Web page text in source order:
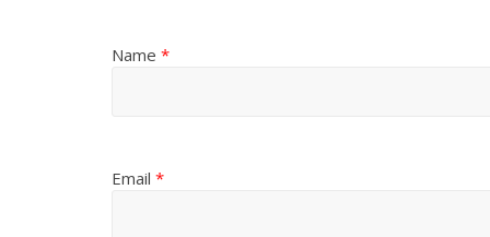
Name *
Email *